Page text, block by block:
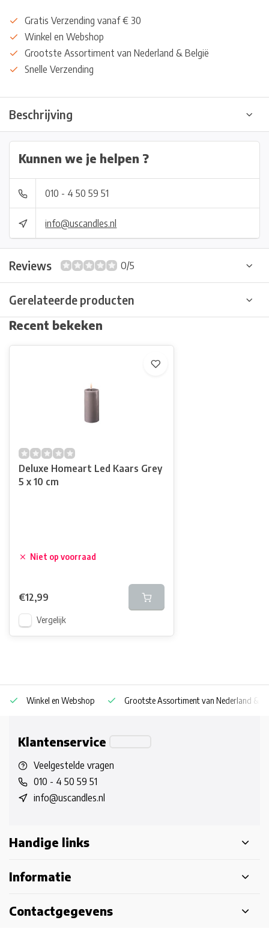
Gratis Verzending vanaf € 30
Winkel en Webshop
Grootste Assortiment van Nederland & België
Snelle Verzending
Beschrijving
Kunnen we je helpen ?
010 - 4 50 59 51
info@uscandles.nl
Reviews 0/5
Gerelateerde producten
Recent bekeken
Deluxe Homeart Led Kaars Grey
5 x 10 cm
Niet op voorraad
€12,99
Vergelijk
Winkel en Webshop Grootste Assortiment van Nederland &
Klantenservice
Veelgestelde vragen
010 - 4 50 59 51
info@uscandles.nl
Handige links
Informatie
Contactgegevens